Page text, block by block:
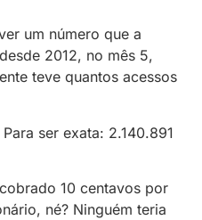
um número que a
2012, no mês 5,
teve quantos acessos
ser exata: 2.140.891
10 centavos por
né? Ninguém teria